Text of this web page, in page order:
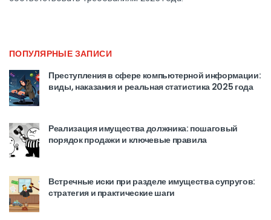
ПОПУЛЯРНЫЕ ЗАПИСИ
Преступления в сфере компьютерной информации:
виды, наказания и реальная статистика 2025 года
Реализация имущества должника: пошаговый
порядок продажи и ключевые правила
Встречные иски при разделе имущества супругов:
стратегия и практические шаги